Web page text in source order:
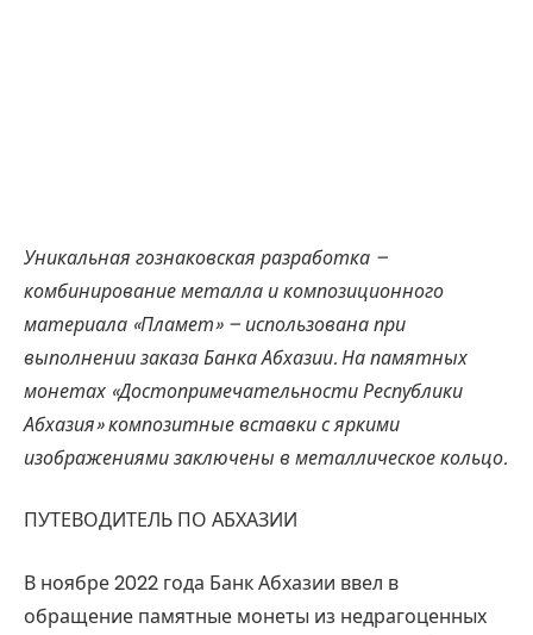
Уникальная гознаковская разработка –
комбинирование металла и композиционного
материала «Пламет» – использована при
выполнении заказа Банка Абхазии. На памятных
монетах «Достопримечательности Республики
Абхазия» композитные вставки с яркими
изображениями заключены в металлическое кольцо.
ПУТЕВОДИТЕЛЬ ПО АБХАЗИИ
В ноябре 2022 года Банк Абхазии ввел в
обращение памятные монеты из недрагоценных